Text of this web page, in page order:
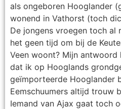
als ongeboren Hooglander
wonend in Vathorst (toch
De jongens vroegen toch al
het geen tijd om bij de
Veen woont? Mijn antwoord
dat ik op Hooglands
geïmporteerde Hooglander
Eemschuumers altijd trouw
Iemand van Ajax gaat toch